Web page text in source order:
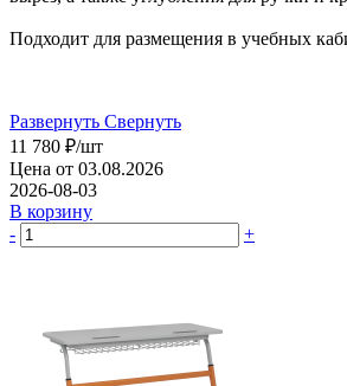
Подходит для размещения в учебных
Развернуть Свернуть
11 780 ₽/шт
Цена от 03.08.2026
2026-08-03
В корзину
-
+